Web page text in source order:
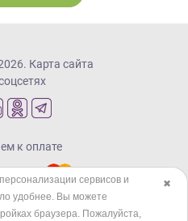
Карта сайта
к оплате
рассрочка
✖
сервисов и
удобнее. Вы можете
браузера. Пожалуйста,